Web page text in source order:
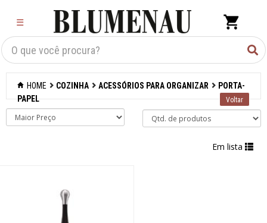
☰
Criar Lista×
Organização
Cozinha
Acessórios para
Acessórios para
HOME COZINHA ACESSÓRIOS PARA ORGANIZAR
PORTA-
PAPEL
Em lista